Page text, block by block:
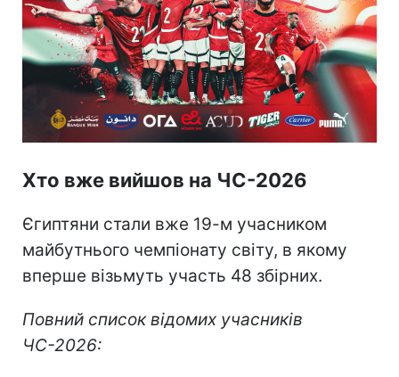
Хто вже вийшов на ЧС-2026
Єгиптяни стали вже 19-м учасником
майбутнього чемпіонату світу, в якому
вперше візьмуть участь 48 збірних.
Повний список відомих учасників
ЧС-2026: